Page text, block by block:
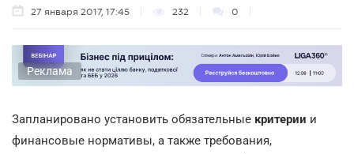
27 января 2017, 17:45 232 0
Реклама
Запланировано установить обязательные критерии и
финансовые нормативы, а также требования,